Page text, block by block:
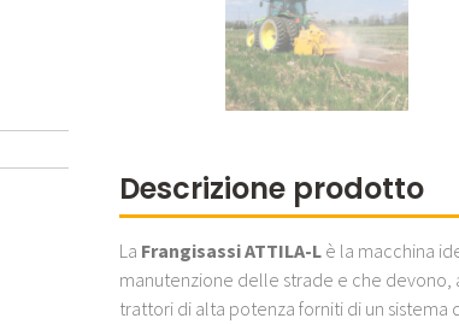
Descrizione prodotto
La Frangisassi ATTILA-Lè la macchina
manutenzione delle strade e che devono,
trattori di alta potenza forniti di un sistema